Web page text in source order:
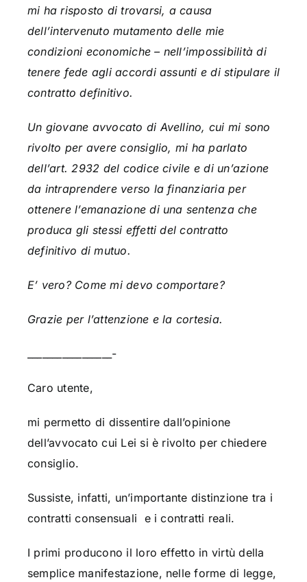
mi ha risposto di trovarsi, a causa
dell’intervenuto mutamento delle mie
condizioni economiche – nell’impossibilità di
tenere fede agli accordi assunti e di stipulare il
contratto definitivo.
Un giovane avvocato di Avellino, cui mi sono
rivolto per avere consiglio, mi ha parlato
dell’art. 2932 del codice civile e di un’azione
da intraprendere verso la finanziaria per
ottenere l’emanazione di una sentenza che
produca gli stessi effetti del contratto
definitivo di mutuo.
E’ vero? Come mi devo comportare?
Grazie per l’attenzione e la cortesia.
_________________-
Caro utente,
mi permetto di dissentire dall’opinione
dell’avvocato cui Lei si è rivolto per chiedere
consiglio.
Sussiste, infatti, un’importante distinzione tra i
contratti consensuali e i contratti reali.
I primi producono il loro effetto in virtù della
semplice manifestazione, nelle forme di legge,